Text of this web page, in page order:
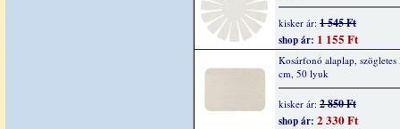
kisker ár: 1 545 Ft
shop ár: 1 155 Ft
Kosárfonó alaplap,
cm, 50 lyuk
kisker ár: 2 850 Ft
shop ár: 2 330 Ft